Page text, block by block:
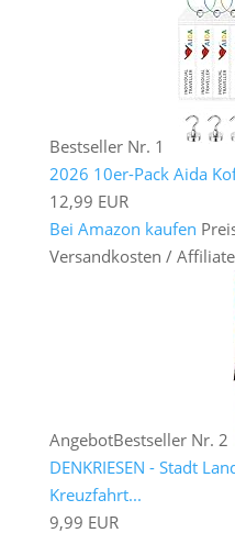
Bestseller Nr. 1
2026 10er-Pack Aida
12,99 EUR
Bei Amazon kaufen
Versandkosten /
AngebotBestseller Nr. 2
DENKRIESEN - Stadt
Kreuzfahrt...
9,99 EUR